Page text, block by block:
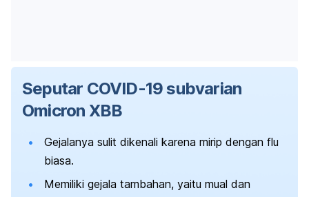
Seputar COVID-19 subvarian
Omicron XBB
Gejalanya sulit dikenali karena mirip dengan flu
biasa.
Memiliki gejala tambahan, yaitu mual dan